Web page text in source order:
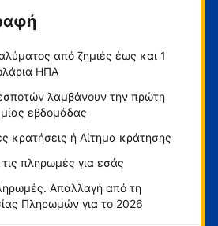
από ζημιές έως και 1
ΗΠΑ
λαμβάνουν την πρώτη
εβδομάδας
κρατήσεις ή Αίτημα κράτησης
πληρωμές για εσάς
Απαλλαγή από τη
Πληρωμών για το 2026